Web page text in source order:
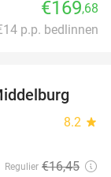
€169,68
p.p. bedlinnen
42%
8.2 star
Regulier €16,45